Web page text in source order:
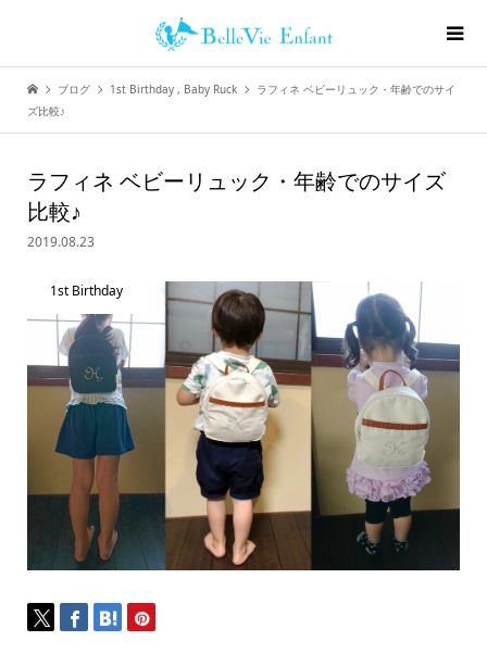
ブログ 1st Birthday , Baby Ruck
ラフィネ ベビーリュック・年齢でのサイ
ズ比較♪
ラフィネ ベビーリュック・年齢でのサイズ
比較♪
2019.08.23
1st Birthday